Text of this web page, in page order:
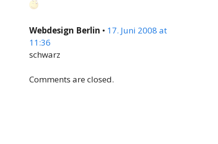
Webdesign Berlin • 17. Juni 2008 at
11:36
schwarz
Comments are closed.